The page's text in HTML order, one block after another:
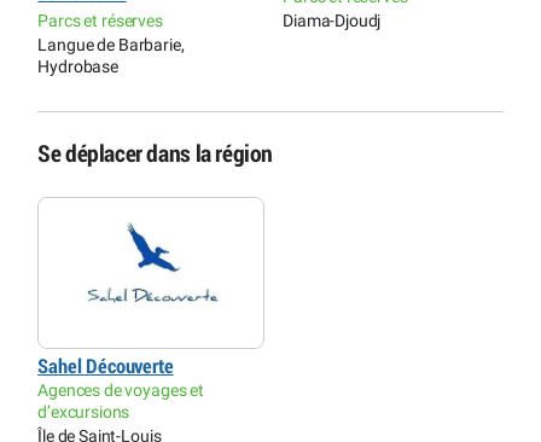
Parcs et réserves
Langue de Barbarie,
Hydrobase
Diama-Djoudj
Se déplacer dans la région
Sahel Découverte
Agences de voyages et
d’excursions
Île de Saint-Louis